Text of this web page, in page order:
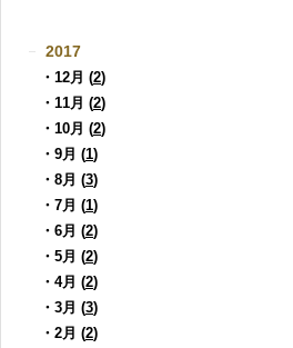
2017
・12月 (2)
・11月 (2)
・10月 (2)
・9月 (1)
・8月 (3)
・7月 (1)
・6月 (2)
・5月 (2)
・4月 (2)
・3月 (3)
・2月 (2)